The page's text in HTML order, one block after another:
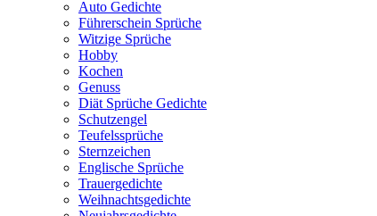
Auto Gedichte
Führerschein Sprüche
Witzige Sprüche
Hobby
Kochen
Genuss
Diät Sprüche Gedichte
Schutzengel
Teufelssprüche
Sternzeichen
Englische Sprüche
Trauergedichte
Weihnachtsgedichte